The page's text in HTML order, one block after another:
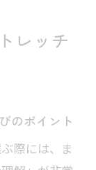
レッチ
のポイント
際には、ま